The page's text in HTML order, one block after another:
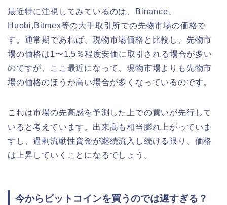
最近特に注視してみているのは、Binance、
Huobi,Bitmex等の大手取引所での先物市場の価格で
す。通常期であれば、現物市場価格と比較し、先物市
場の価格は1〜1.5％程度安価に取引される場合が多い
のですが、ここ最近になって、現物市場よりも先物市
場の価格のほうが高い場合が多くなっているのです。
これは市場の先高感を予測した上での買いが先行して
いると考えています。出来高も相当膨れ上がっていま
すし、過剰流動性資金が継続流入し続ける限り、価格
は上昇していくことになるでしょう。
今からビットコインを買うのでは遅すぎる？